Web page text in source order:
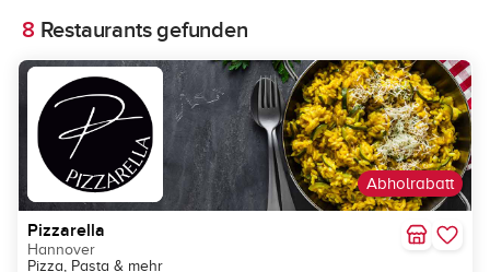
8 Restaurants gefunden
Abholrabatt
Pizzarella
Hannover
Pizza, Pasta & mehr